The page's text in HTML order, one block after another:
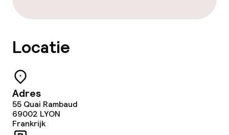
Borg bij aankomst
Overal rookvrij
Locatie
Adres
55 Quai Rambaud
69002 LYON
Frankrijk